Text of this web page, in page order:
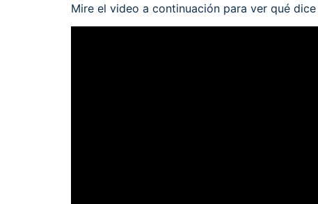
Mire el video a continuación para ver qué